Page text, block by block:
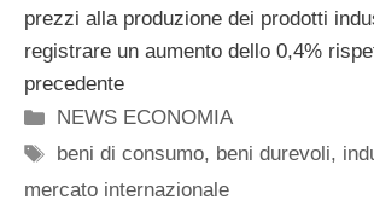
prezzi alla produzione dei prodotti
registrare un aumento dello 0,4%
precedente
Categorie
NEWS ECONOMIA
Tag
beni di consumo, beni durevoli,
mercato internazionale